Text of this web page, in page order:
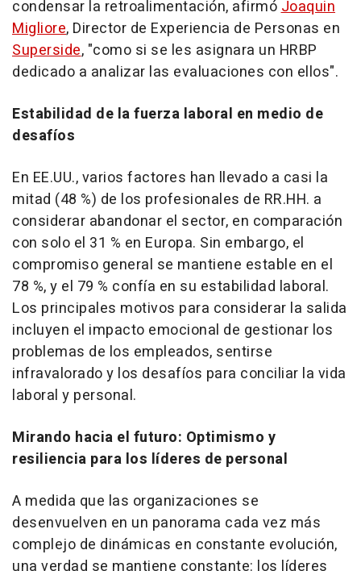
condensar la retroalimentación, afirmóJoaquin
Migliore, Director de Experiencia de Personas en
Superside, "como si se les asignara un HRBP
dedicado a analizar las evaluaciones con ellos".
Estabilidad de la fuerza laboral en medio de
desafíos
En EE.UU., varios factores han llevado a casi la
mitad (48 %) de los profesionales de RR.HH. a
considerar abandonar el sector, en comparación
con solo el 31 % en Europa. Sin embargo, el
compromiso general se mantiene estable en el
78 %, y el 79 % confía en su estabilidad laboral.
Los principales motivos para considerar la salida
incluyen el impacto emocional de gestionar los
problemas de los empleados, sentirse
infravalorado y los desafíos para conciliar la vida
laboral y personal.
Mirando hacia el futuro: Optimismo y
resiliencia para los líderes de personal
A medida que las organizaciones se
desenvuelven en un panorama cada vez más
complejo de dinámicas en constante evolución,
una verdad se mantiene constante: los líderes